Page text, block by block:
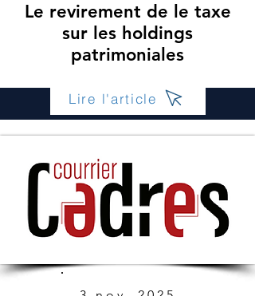
Le revirement de le taxe
sur les holdings
patrimoniales
Lire l'article